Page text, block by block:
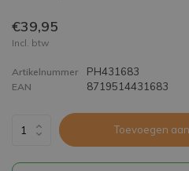
€39,95
Incl. btw
Artikelnummer PH431683
EAN 8719514431683
Toevoegen